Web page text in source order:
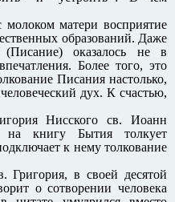
матери восприятие
образований. Даже
(Писание) оказалось не в
Более того, это
Писания настолько,
дух. К счастью,
Нисского св. Иоанн
на книгу Бытия толкует
к нему толкование
в своей десятой
о сотворении человека